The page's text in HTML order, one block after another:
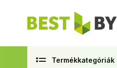
Termékkategóriák